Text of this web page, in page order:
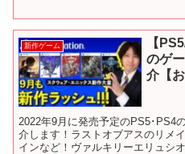
新作ゲーム
【
のゲ
介【
2022年9月に発売予定のPS5･PS4
介します！ラストオブアスのリメ
インなど！ヴァルキリーエリュシ